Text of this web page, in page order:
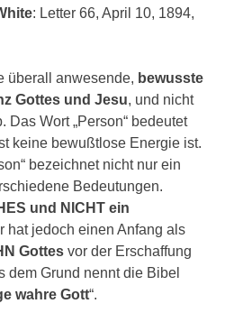
: Letter 66, April 10, 1894,
überall anwesende, bewusste
Gottes und Jesu, und nicht
Das Wort „Person“ bedeutet
keine bewußtlose Energie ist.
bezeichnet nicht nur ein
Bedeutungen.
und NICHT ein
hat jedoch einen Anfang als
Gottes vor der Erschaffung
dem Grund nennt die Bibel
wahre Gott“.